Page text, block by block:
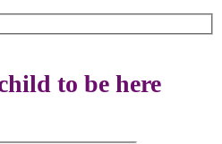
to be here